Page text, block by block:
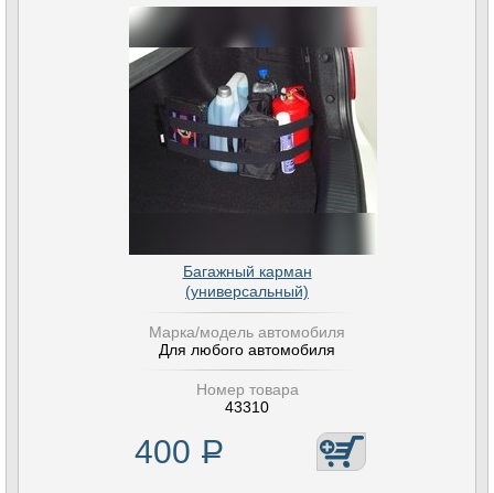
Багажный карман
(универсальный)
Марка/модель автомобиля
Для любого автомобиля
Номер товара
43310
400 Р